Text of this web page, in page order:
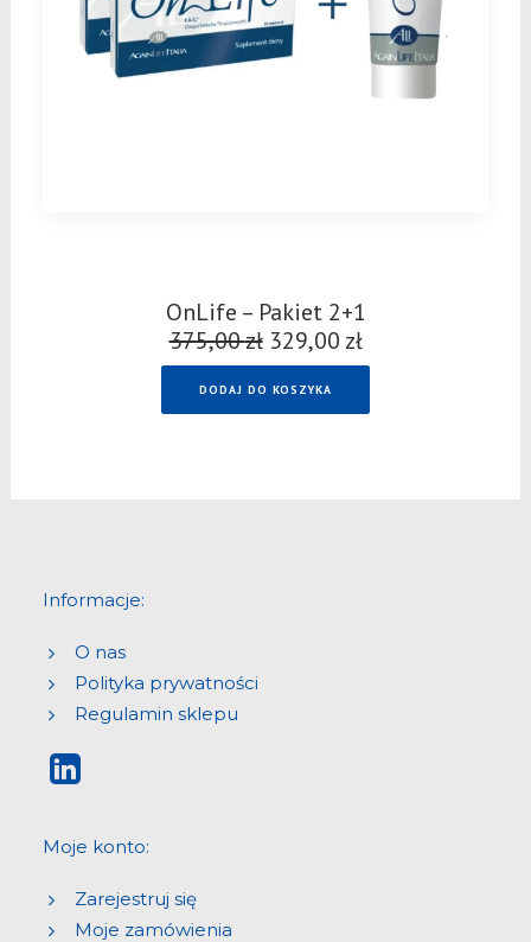
OnLife – Pakiet 2+1
375,00zł Pierwotna
cena
wynosiła:
329,00 złAktualna
cena
DODAJ DO KOSZYKA
Informacje:
O nas
Polityka prywatności
Regulamin sklepu
Moje konto:
Zarejestruj się
Moje zamówienia